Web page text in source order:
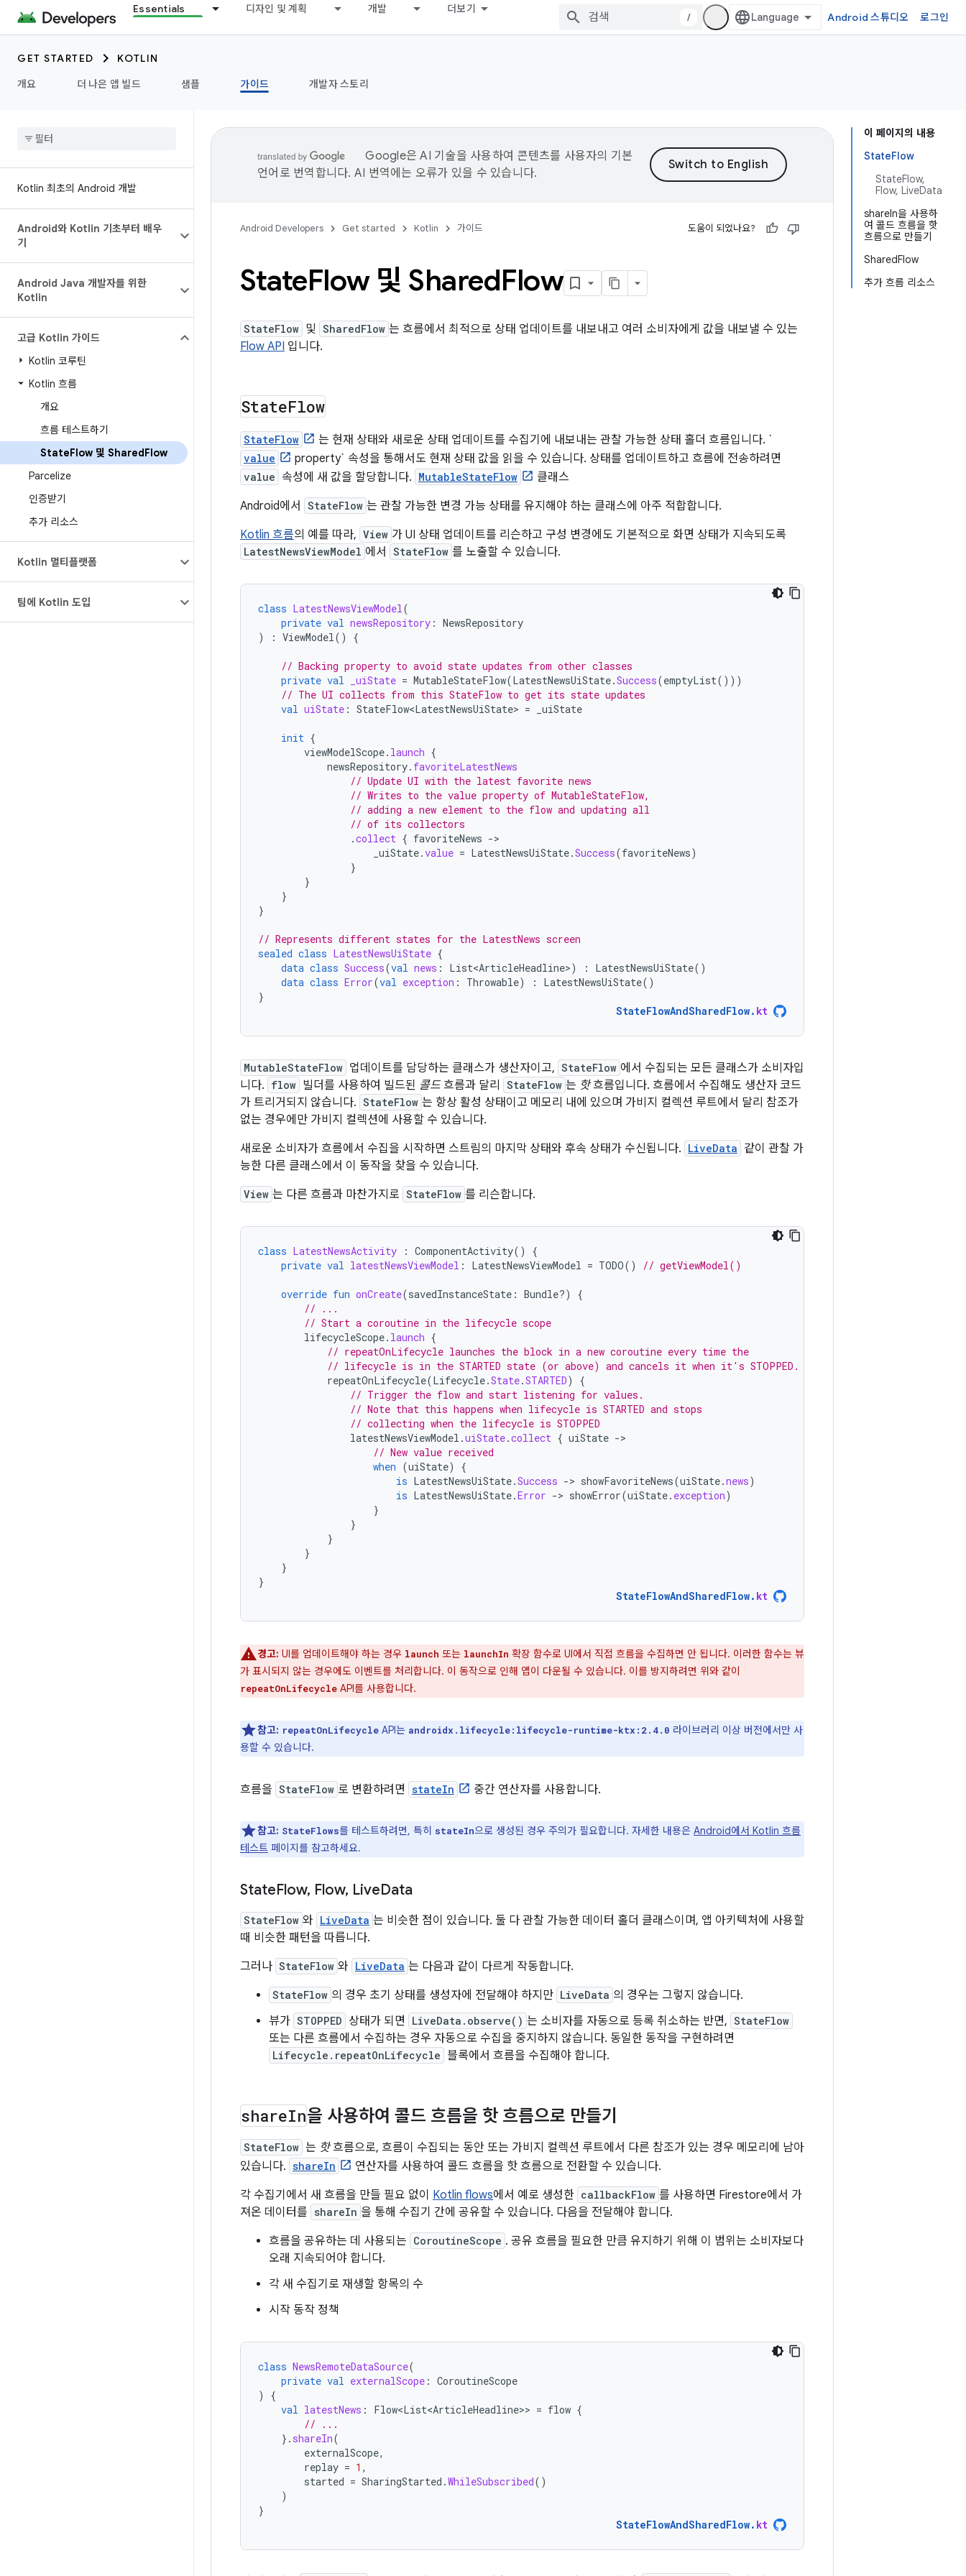
Essentials 디자인 및 계획 개발 더보기
/ Android 스튜디오 로그인
GET STARTED
KOTLIN
개요
더 나은 앱 빌드 샘플 가이드 개발자 스토리
Kotlin 최초의 Android 개발
Android와 Kotlin 기초부터 배우
기
Android Java 개발자를 위한
Kotlin
고급 Kotlin 가이드
Kotlin 코루틴
Kotlin 흐름
개요
흐름 테스트하기
StateFlow 및 SharedFlow
Parcelize
인증받기
추가 리소스
Kotlin 멀티플랫폼
팀에 Kotlin 도입
이 페이지의 내용
StateFlow
StateFlow,
Flow, LiveData
shareIn을 사용하
여 콜드 흐름을 핫
흐름으로 만들기
SharedFlow
추가 흐름 리소스
Google은 AI 기술을 사용하여 콘텐츠를 사용자의 기본
언어로 번역합니다. AI 번역에는 오류가 있을 수 있습니다.
Android Developers Get started Kotlin 가이드 도움이 되었나요?
StateFlow 및 SharedFlow
StateFlow 및 SharedFlow 는 흐름에서 최적으로 상태 업데이트를 내보내고 여러 소비자에게 값을 내보낼 수 있는
Flow API 입니다.
StateFlow
StateFlow 는 현재 상태와 새로운 상태 업데이트를 수집기에 내보내는 관찰 가능한 상태 홀더 흐름입니다. `
value property` 속성을 통해서도 현재 상태 값을 읽을 수 있습니다. 상태를 업데이트하고 흐름에 전송하려면
value 속성에 새 값을 할당합니다. MutableStateFlow
클래스
Android에서
StateFlow 는 관찰 가능한 변경 가능 상태를 유지해야 하는 클래스에 아주 적합합니다.
Kotlin 흐름의 예를 따라, View 가 UI 상태 업데이트를 리슨하고 구성 변경에도 기본적으로 화면 상태가 지속되도록
LatestNewsViewModel 에서 StateFlow 를 노출할 수 있습니다.
class LatestNewsViewModel(
private val newsRepository : NewsRepository
)
: ViewModel() {
// Backing property to avoid state updates from other classes
private val _uiState = MutableStateFlow(LatestNewsUiState.Success(emptyList()))
// The UI collects from this StateFlow to get its state updates
val uiState : StateFlow<LatestNewsUiState> = _uiState
init {
viewModelScope. launch {
newsRepository. favoriteLatestNews
// Update UI with the latest favorite news
// Writes to the value property of MutableStateFlow,
// adding a new element to the flow and updating all
// of its collectors
.collect { favoriteNews -
_uiState.value = LatestNewsUiState.Success(favoriteNews)
}
}
}
}
// Represents different states for the LatestNews screen
sealed class LatestNewsUiState {
data class Success(val news : List<ArticleHeadline>) : LatestNewsUiState()
data class Error(val exception : Throwable) : LatestNewsUiState()
}
StateFlowAndSharedFlow. kt
MutableStateFlow 업데이트를 담당하는 클래스가 생산자이고, StateFlow 에서 수집되는 모든 클래스가 소비자입
니다. flow 빌더를 사용하여 빌드된 콜드 흐름과 달리 StateFlow 는 핫흐름입니다. 흐름에서 수집해도 생산자 코드
가 트리거되지 않습니다. StateFlow 는 항상 활성 상태이고 메모리 내에 있으며 가비지 컬렉션 루트에서 달리 참조가
없는 경우에만 가비지 컬렉션에 사용할 수 있습니다.
새로운 소비자가 흐름에서 수집을 시작하면 스트림의 마지막 상태와 후속 상태가 수신됩니다. LiveData 같이 관찰 가
능한 다른 클래스에서 이 동작을 찾을 수 있습니다.
View 는 다른 흐름과 마찬가지로 StateFlow 를 리슨합니다.
class LatestNewsActivity : ComponentActivity()
{
private val latestNewsViewModel : LatestNewsViewModel = TODO() // getViewModel()
override fun onCreate(savedInstanceState : Bundle?)
{
// ...
// Start a coroutine in the lifecycle scope
lifecycleScope. launch {
// repeatOnLifecycle launches the block in a new coroutine every time the
// lifecycle is in the STARTED state (or above) and cancels it when it's STOPPED.
repeatOnLifecycle(Lifecycle.State.STARTED)
{
// Trigger the flow and start listening for values.
// Note that this happens when lifecycle is STARTED and stops
// collecting when the lifecycle is STOPPED
latestNewsViewModel .uiState.collect { uiState -
// New value received
when (uiState)
{
is LatestNewsUiState.Success -> showFavoriteNews(uiState.news)
is LatestNewsUiState.Error -> showError(uiState. exception)
}
}
}
}
}
}
StateFlowAndSharedFlow. kt
경고: UI를 업데이트해야 하는 경우 launch 또는 launchIn 확장 함수로 UI에서 직접 흐름을 수집하면 안 됩니다. 이러한 함수는 뷰
가 표시되지 않는 경우에도 이벤트를 처리합니다. 이 동작으로 인해 앱이 다운될 수 있습니다. 이를 방지하려면 위와 같이
repeatOnLifecycle API를 사용합니다.
참고: repeatOnLifecycle API는 androidx.lifecycle:lifecycle-runtime-ktx:2.4.0 라이브러리 이상 버전에서만 사
용할 수 있습니다.
흐름을 StateFlow 로 변환하려면 stateIn 중간 연산자를 사용합니다.
참고: StateFlows를 테스트하려면, 특히 stateIn으로 생성된 경우 주의가 필요합니다. 자세한 내용은 Android에서 Kotlin 흐름
테스트 페이지를 참고하세요.
StateFlow, Flow, LiveData
StateFlow 와 LiveData 는 비슷한 점이 있습니다. 둘 다 관찰 가능한 데이터 홀더 클래스이며, 앱 아키텍처에 사용할
때 비슷한 패턴을 따릅니다.
그러나 StateFlow 와 LiveData 는 다음과 같이 다르게 작동합니다.
StateFlow 의 경우 초기 상태를 생성자에 전달해야 하지만 LiveData 의 경우는 그렇지 않습니다.
뷰가 STOPPED 상태가 되면 LiveData.observe() 는 소비자를 자동으로 등록 취소하는 반면, StateFlow
또는 다른 흐름에서 수집하는 경우 자동으로 수집을 중지하지 않습니다. 동일한 동작을 구현하려면
Lifecycle.repeatOnLifecycle 블록에서 흐름을 수집해야 합니다.
shareIn을 사용하여 콜드 흐름을 핫 흐름으로 만들기
StateFlow 는 핫흐름으로, 흐름이 수집되는 동안 또는 가비지 컬렉션 루트에서 다른 참조가 있는 경우 메모리에 남아
있습니다. shareIn
연산자를 사용하여 콜드 흐름을 핫 흐름으로 전환할 수 있습니다.
각 수집기에서 새 흐름을 만들 필요 없이 Kotlin flows에서 예로 생성한 callbackFlow 를 사용하면 Firestore에서 가
져온 데이터를 shareIn 을 통해 수집기 간에 공유할 수 있습니다. 다음을 전달해야 합니다.
흐름을 공유하는 데 사용되는 CoroutineScope . 공유 흐름을 필요한 만큼 유지하기 위해 이 범위는 소비자보다
오래 지속되어야 합니다.
각 새 수집기로 재생할 항목의 수
시작 동작 정책
class NewsRemoteDataSource(
private val externalScope : CoroutineScope
)
{
val latestNews : Flow<List<ArticleHeadline>> = flow {
// ...
}. shareIn(
externalScope,
replay = 1 ,
started = SharingStarted .WhileSubscribed()
)
}
StateFlowAndSharedFlow. kt